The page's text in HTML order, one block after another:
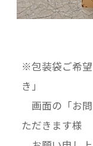
※包装袋ご希
き」
画面の「お
ただきます様